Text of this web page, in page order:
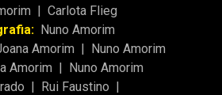
| Carlota Flieg
Nuno Amorim
Amorim | Nuno Amorim
Amorim | Nuno Amorim
| Rui Faustino |